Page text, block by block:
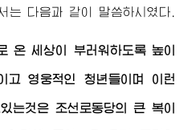
는 다음과 같이 말씀하시였다.
온 세상이 부러워하도록 높이
고 영웅적인 청년들이며 이런
는것은 조선로동당의 큰 복이